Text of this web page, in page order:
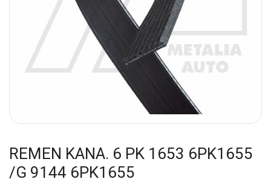
REMEN KANA. 6 PK 1653 6PK1655
/G 9144 6PK1655